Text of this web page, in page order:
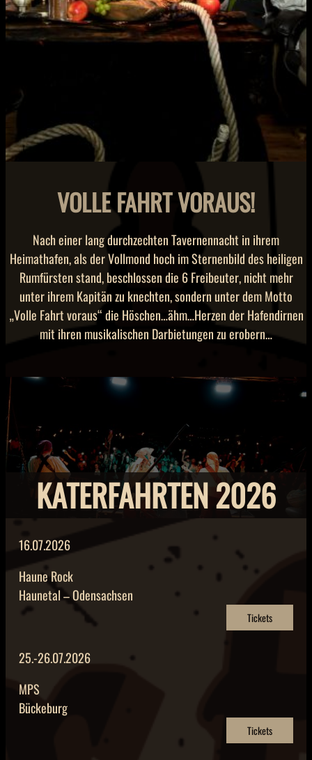
VOLLE FAHRT VORAUS!
Nach einer lang durchzechten Tavernennacht in ihrem
Heimathafen, als der Vollmond hoch im Sternenbild des heiligen
Rumfürsten stand, beschlossen die 6 Freibeuter, nicht mehr
unter ihrem Kapitän zu knechten, sondern unter dem Motto
„Volle Fahrt voraus“ die Höschen…ähm…Herzen der Hafendirnen
mit ihren musikalischen Darbietungen zu erobern…
KATERFAHRTEN 2026
16.07.2026
Haune Rock
Haunetal – Odensachsen
Tickets
25.-26.07.2026
MPS
Bückeburg
Tickets